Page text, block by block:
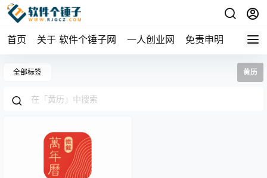
首页 关于 软件个锤子网 一人创业网 免责申明
全部标签 黄历